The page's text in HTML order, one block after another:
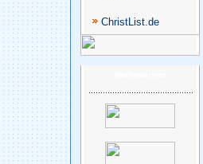
ChristList.de